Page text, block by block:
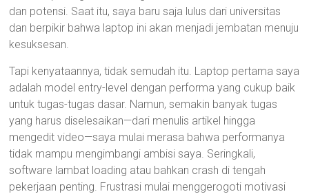
dan potensi. Saat itu, saya baru saja lulus dari universitas
dan berpikir bahwa laptop ini akan menjadi jembatan menuju
kesuksesan.
Tapi kenyataannya, tidak semudah itu. Laptop pertama saya
adalah model entry-level dengan performa yang cukup baik
untuk tugas-tugas dasar. Namun, semakin banyak tugas
yang harus diselesaikan—dari menulis artikel hingga
mengedit video—saya mulai merasa bahwa performanya
tidak mampu mengimbangi ambisi saya. Seringkali,
software lambat loading atau bahkan crash di tengah
pekerjaan penting. Frustrasi mulai menggerogoti motivasi